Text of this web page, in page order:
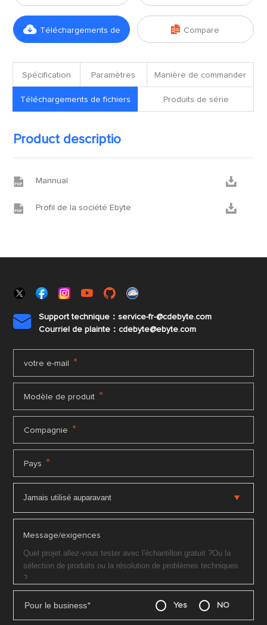
 Téléchargements de  Compare
Spécification Paramètres Manière de commander
Téléchargements de fichiers Produits de série
Product descriptio
 Mannual 
 Profil de la société Ebyte 

Support technique：service-fr-@cdebyte.com
Courriel de plainte：cdebyte@ebyte.com
votre e-mail *
Modèle de produit *
Compagnie *
Pays *
Message/exigences
Pour le business* Yes NO